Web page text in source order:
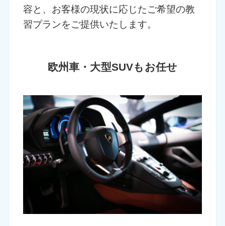
容と、お客様の現状に応じたご希望の教
習プランをご提供いたします。
欧州車・大型SUVもお任せ